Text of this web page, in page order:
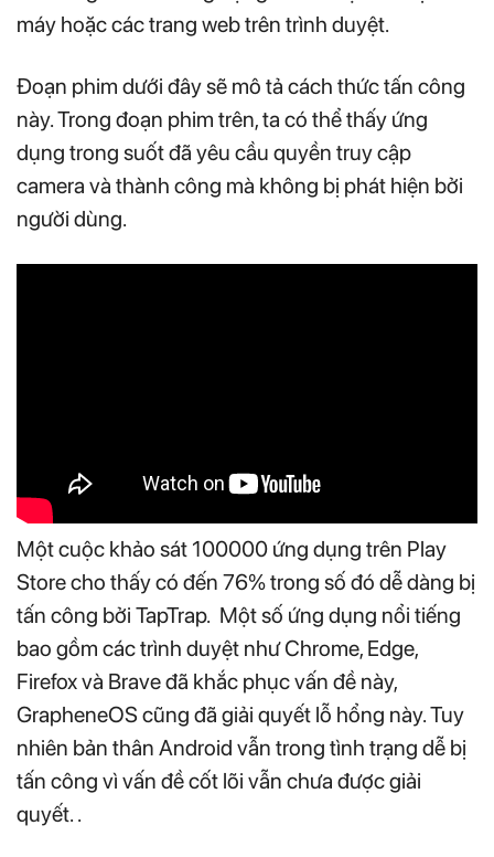
máy hoặc các trang web trên trình duyệt.
Đoạn phim dưới đây sẽ mô tả cách thức tấn công
này. Trong đoạn phim trên, ta có thể thấy ứng
dụng trong suốt đã yêu cầu quyền truy cập
camera và thành công mà không bị phát hiện bởi
người dùng.
Một cuộc khảo sát 100000 ứng dụng trên Play
Store cho thấy có đến 76% trong số đó dễ dàng bị
tấn công bởi TapTrap. Một số ứng dụng nổi tiếng
bao gồm các trình duyệt như Chrome, Edge,
Firefox và Brave đã khắc phục vấn đề này,
GrapheneOS cũng đã giải quyết lỗ hổng này. Tuy
nhiên bản thân Android vẫn trong tình trạng dễ bị
tấn công vì vấn đề cốt lõi vẫn chưa được giải
quyết. .